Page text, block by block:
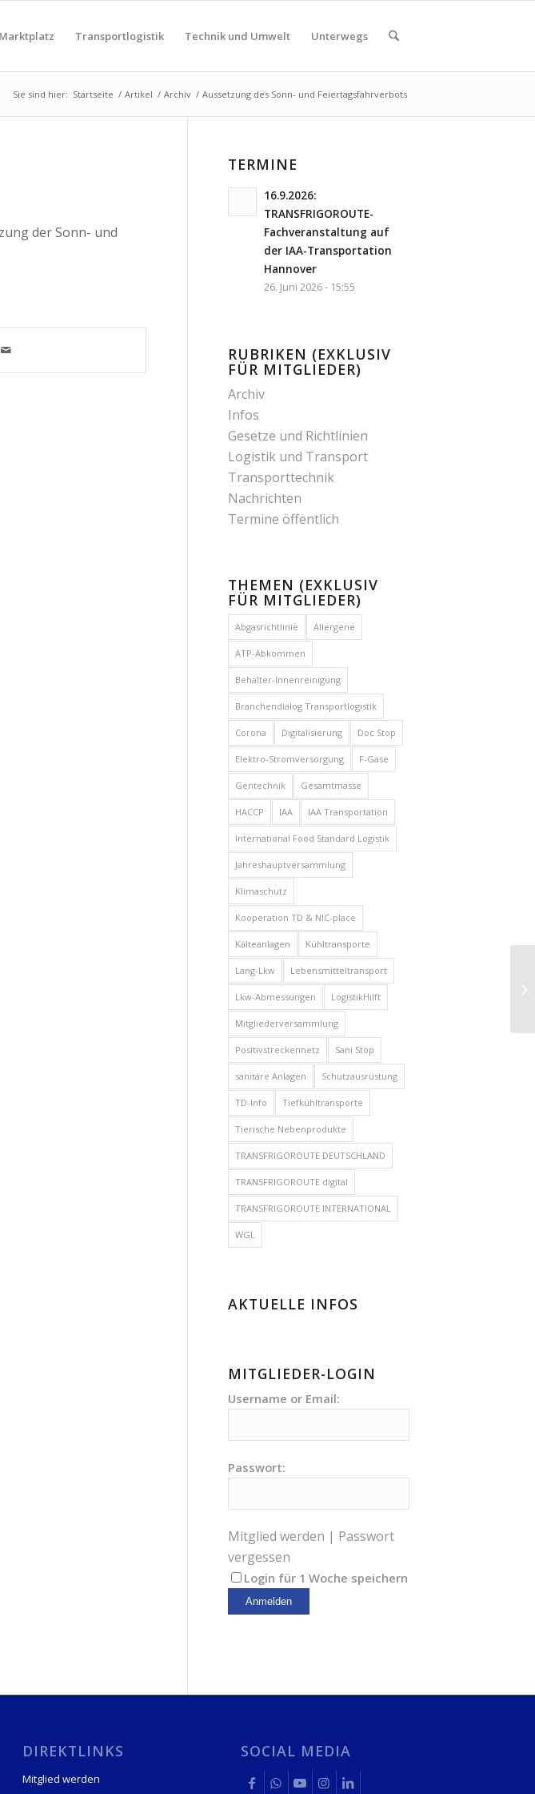
Marktplatz Transportlogistik Technik und Umwelt Unterwegs
Sie sind hier: Startseite / Artikel / Archiv / Aussetzung des Sonn- und Feiertagsfahrverbots
der Sonn- und
TERMINE
16.9.2026:
TRANSFRIGOROUTE-
Fachveranstaltung auf
der IAA-Transportation
Hannover
26. Juni 2026 - 15:55
RUBRIKEN (EXKLUSIV
FÜR MITGLIEDER)
Archiv
Infos
Gesetze und Richtlinien
Logistik und Transport
Transporttechnik
Nachrichten
Termine öffentlich
THEMEN (EXKLUSIV
FÜR MITGLIEDER)
Abgasrichtlinie Allergene
ATP-Abkommen
Behälter-Innenreinigung
Branchendialog Transportlogistik
Corona Digitalisierung Doc Stop
Elektro-Stromversorgung F-Gase
Gentechnik Gesamtmasse
HACCP IAA IAA Transportation
International Food Standard Logistik
Jahreshauptversammlung
Klimaschutz
Kooperation TD & NIC-place
Kälteanlagen Kühltransporte
Lang-Lkw Lebensmitteltransport
Lkw-Abmessungen LogistikHilft
Mitgliederversammlung
Positivstreckennetz Sani Stop
sanitäre Anlagen Schutzausrüstung
TD-Info Tiefkühltransporte
Tierische Nebenprodukte
TRANSFRIGOROUTE DEUTSCHLAND
TRANSFRIGOROUTE digital
TRANSFRIGOROUTE INTERNATIONAL
WGL
AKTUELLE INFOS
MITGLIEDER-LOGIN
Username or Email:
Passwort:
Mitglied werden | Passwort
vergessen
Login für 1 Woche speichern
DIREKTLINKS
Mitglied werden
SOCIAL MEDIA